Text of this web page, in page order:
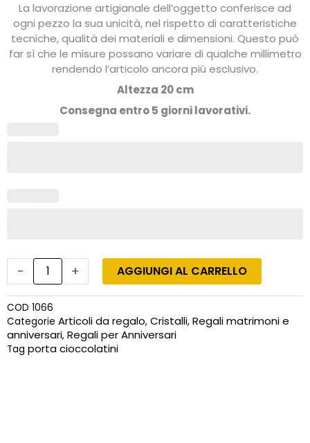
La lavorazione artigianale dell’oggetto conferisce ad
ogni pezzo la sua unicità, nel rispetto di caratteristiche
tecniche, qualità dei materiali e dimensioni. Questo può
far sì che le misure possano variare di qualche millimetro
rendendo l’articolo ancora più esclusivo.
Altezza 20 cm
Consegna entro 5 giorni lavorativi.
- + AGGIUNGI AL CARRELLO
COD 1066
Categorie Articoli da regalo, Cristalli, Regali matrimoni e
anniversari, Regali per Anniversari
Tag porta cioccolatini